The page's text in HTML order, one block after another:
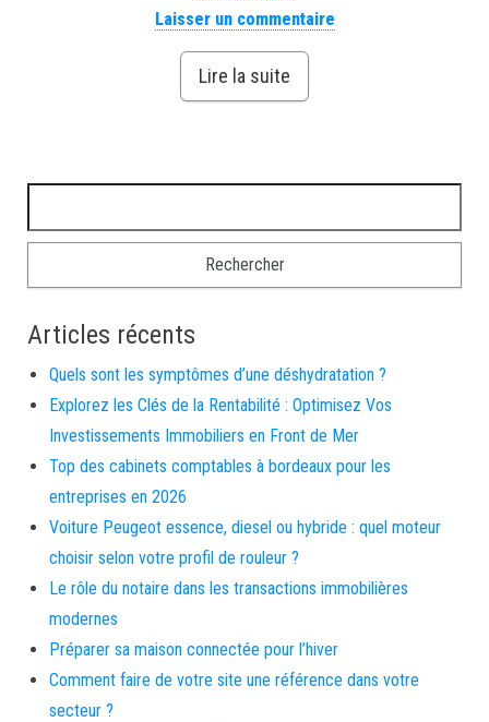
Laisser un commentaire
Lire la suite
Articles récents
Quels sont les symptômes d’une déshydratation ?
Explorez les Clés de la Rentabilité : Optimisez Vos
Investissements Immobiliers en Front de Mer
Top des cabinets comptables à bordeaux pour les
entreprises en 2026
Voiture Peugeot essence, diesel ou hybride : quel moteur
choisir selon votre profil de rouleur ?
Le rôle du notaire dans les transactions immobilières
modernes
Préparer sa maison connectée pour l’hiver
Comment faire de votre site une référence dans votre
secteur ?